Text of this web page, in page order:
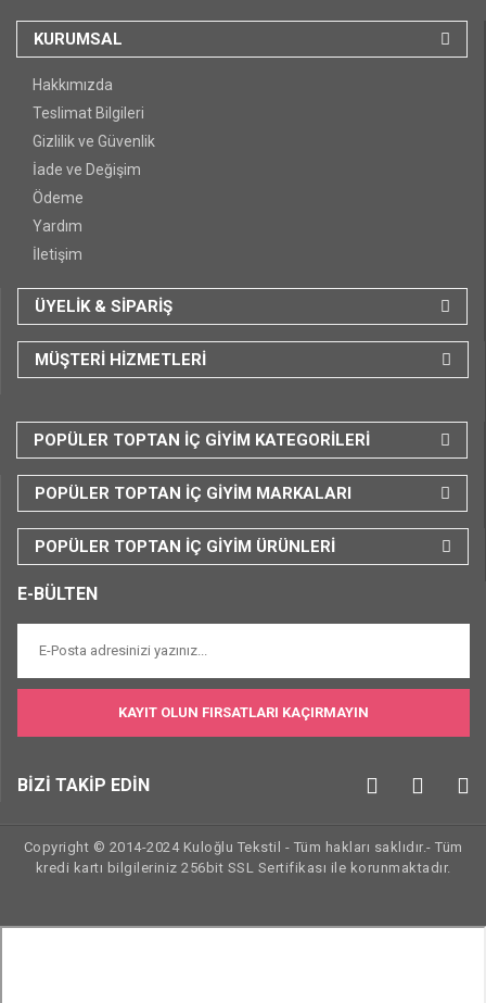
KURUMSAL
Hakkımızda
Teslimat Bilgileri
Gizlilik ve Güvenlik
İade ve Değişim
Ödeme
Yardım
İletişim
ÜYELİK & SİPARİŞ
MÜŞTERİ HİZMETLERİ
POPÜLER TOPTAN İÇ GİYİM KATEGORİLERİ
POPÜLER TOPTAN İÇ GİYİM MARKALARI
POPÜLER TOPTAN İÇ GİYİM ÜRÜNLERİ
E-BÜLTEN
KAYIT OLUN FIRSATLARI KAÇIRMAYIN
BİZİ TAKİP EDİN
Copyright © 2014-2024 Kuloğlu Tekstil - Tüm hakları saklıdır.- Tüm
kredi kartı bilgileriniz 256bit SSL Sertifikası ile korunmaktadır.